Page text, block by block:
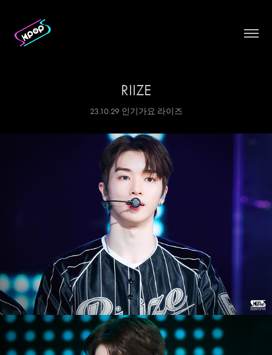
RIIZE
23.10.29 인기가요 라이즈